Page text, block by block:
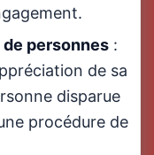
personnes :
de sa
disparue
procédure de